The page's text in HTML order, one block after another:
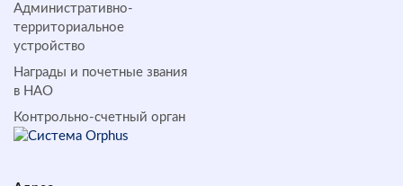
Административно-
территориальное
устройство
Награды и почетные звания
в НАО
Контрольно-счетный орган